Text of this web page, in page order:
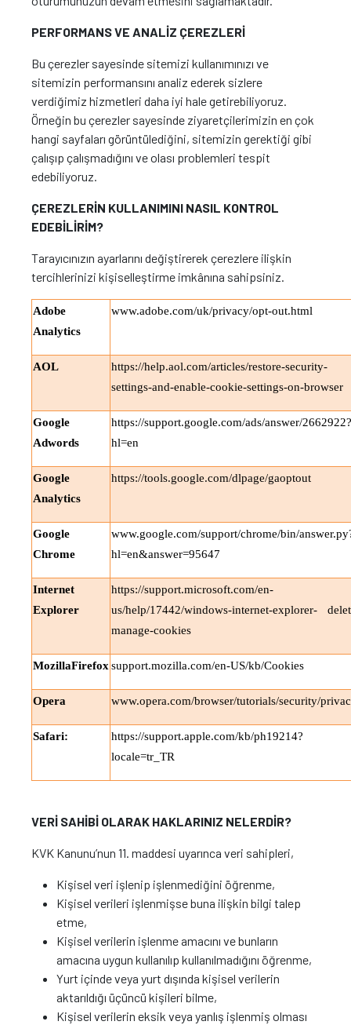
PERFORMANS VE ANALİZ ÇEREZLERİ
Bu çerezler sayesinde sitemizi kullanımınızı ve
sitemizin performansını analiz ederek sizlere
verdiğimiz hizmetleri daha iyi hale getirebiliyoruz.
Örneğin bu çerezler sayesinde ziyaretçilerimizin en çok
hangi sayfaları görüntülediğini, sitemizin gerektiği gibi
çalışıp çalışmadığını ve olası problemleri tespit
edebiliyoruz.
ÇEREZLERİN KULLANIMINI NASIL KONTROL
EDEBİLİRİM?
Tarayıcınızın ayarlarını değiştirerek çerezlere ilişkin
tercihlerinizi kişiselleştirme imkânına sahipsiniz.
Adobe
Analytics
www.adobe.com/uk/privacy/opt-out.html
AOL
https://help.aol.com/articles/restore-security-
settings-and-enable-cookie-settings-on-browser
Google
Adwords
https://support.google.com/ads/answer/2662922?
hl=en
Google
Analytics
https://tools.google.com/dlpage/gaoptout
Google
Chrome
www.google.com/support/chrome/bin/
hl=en&answer=95647
Internet
Explorer
https://support.microsoft.com/en-
us/help/17442/windows-internet-explorer-
manage-cookies
MozillaFirefox support.mozilla.com/en-US/kb/Cookies
Opera www.opera.com/browser/tutorials/security/
Safari:
https://support.apple.com/kb/ph19214?
locale=tr_TR
VERİ SAHİBİ OLARAK HAKLARINIZ NELERDİR?
KVK Kanunu’nun 11. maddesi uyarınca veri sahipleri,
Kişisel veri işlenip işlenmediğini öğrenme,
Kişisel verileri işlenmişse buna ilişkin bilgi talep
etme,
Kişisel verilerin işlenme amacını ve bunların
amacına uygun kullanılıp kullanılmadığını öğrenme,
Yurt içinde veya yurt dışında kişisel verilerin
aktarıldığı üçüncü kişileri bilme,
Kişisel verilerin eksik veya yanlış işlenmiş olması